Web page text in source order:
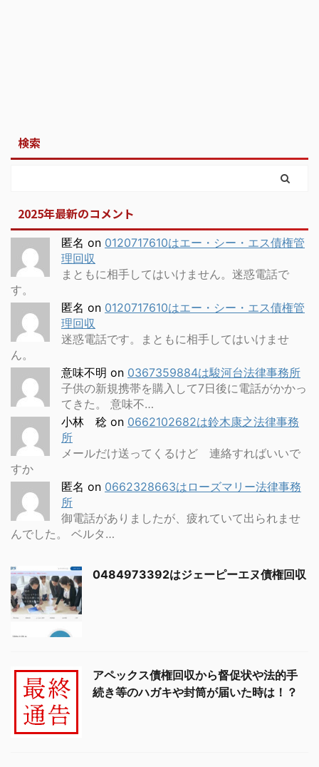
検索
2025年最新のコメント
匿名 on 0120717610はエー・シー・エス債権管
理回収
まともに相手してはいけません。迷惑電話で
す。
匿名 on 0120717610はエー・シー・エス債権管
理回収
迷惑電話です。まともに相手してはいけませ
ん。
意味不明 on 0367359884は駿河台法律事務所
子供の新規携帯を購入して7日後に電話がかかっ
てきた。 意味不…
小林 稔 on 0662102682は鈴木康之法律事務
所
メールだけ送ってくるけど 連絡すればいいで
すか
匿名 on 0662328663はローズマリー法律事務
所
御電話がありましたが、疲れていて出られませ
んでした。 ベルタ…
0484973392はジェーピーエヌ債権回収
アペックス債権回収から督促状や法的手
続き等のハガキや封筒が届いた時は！？